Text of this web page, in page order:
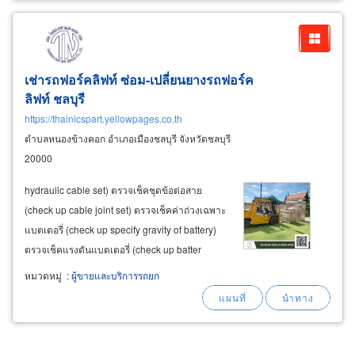
เช่ารถฟอร์คลิฟท์ ซ่อม-เปลี่ยนยางรถฟอร์ค
ลิฟท์ ชลบุรี
https://thainicspart.yellowpages.co.th
ตำบลหนองข้างคอก อำเภอเมืองชลบุรี จังหวัดชลบุรี
20000
hydraulic cable set) ตรวจเช็คชุดข้อต่อสาย
(check up cable joint set) ตรวจเช็คค่าถ่วงเฉพาะ
แบตเตอรี่ (check up specify gravity of battery)
ตรวจเช็คแรงดันแบตเตอรี่ (check up batter
voltage) ตรวจเช็คลูกหมาก (check up areca nut)
ตรวจเช็คลูกปืนล้อ (check up wheel bearing)
หมวดหมู่ :ผู้ขายและบริการรถยก